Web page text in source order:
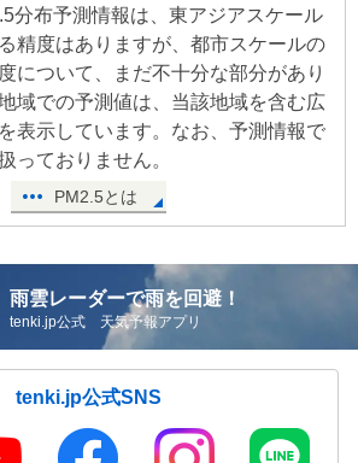
分布予測情報は、東アジアスケール
精度はありますが、都市スケールの
について、まだ不十分な部分があり
域での予測値は、当該地域を含む広
表示しています。なお、予測情報で
っておりません。
PM2.5とは
雨雲レーダーで雨を回避！
tenki.jp公式 天気予報アプリ
tenki.jp公式SNS